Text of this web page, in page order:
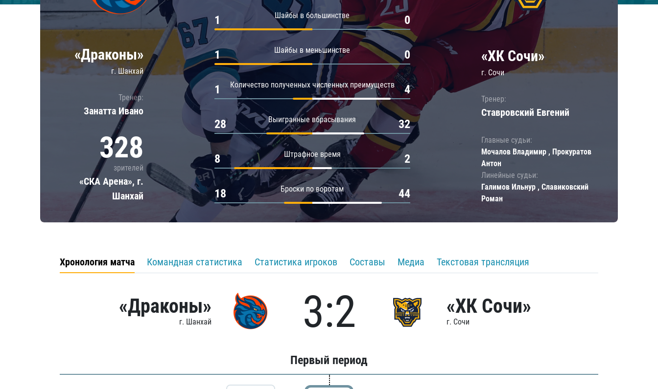
Локомотив
Шанхайские Драконы
Амур
Барыс
Салават Юлаев
«Драконы»
г. Шанхай
Тренер:
Занатта Иванo
328
зрителей
«СКА Арена», г.
Шанхай
Шайбы в большинстве
1 0
Шайбы в меньшинстве
1 0
Количество полученных численных преимуществ
1 4
Выигранные вбрасывания
28 32
Штрафное время
8 2
Броски по воротам
18 44
«ХК Сочи»
г. Сочи
Тренер:
Ставровский Евгений
Главные судьи:
Мочалов Владимир , Прокуратов
Антон
Линейные судьи:
Галимов Ильнур , Славиковский
Роман
Хронология матча Командная статистика Статистика игроков Составы Медиа Текстовая трансляция
«Драконы»
г. Шанхай 3:2 «ХК Сочи»
г. Сочи
Первый период